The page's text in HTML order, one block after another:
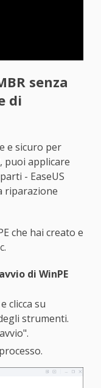
senza
di
e sicuro per
puoi applicare
- EaseUS
riparazione
che hai creato e
di WinPE
clicca su
strumenti.